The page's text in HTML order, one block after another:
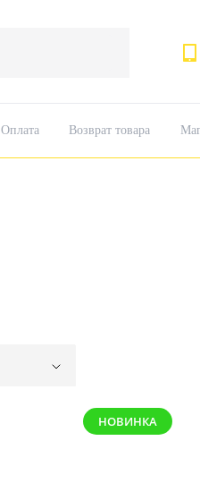
Оплата Возврат товара
НОВИНКА